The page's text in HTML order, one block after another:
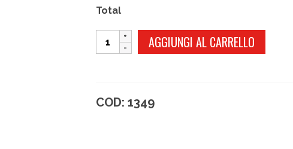
Total
VECCHIA
TORINO
AGGIUNGI AL CARRELLO
COD: 1349